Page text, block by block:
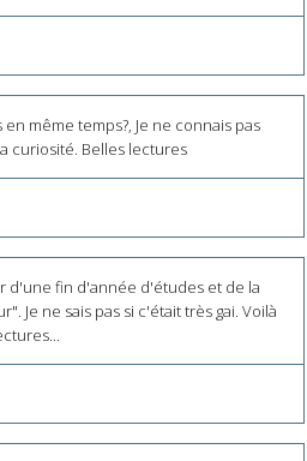
même temps?, Je ne connais pas
curiosité. Belles lectures
d'une fin d'année d'études et de la
Je ne sais pas si c'était très gai. Voilà